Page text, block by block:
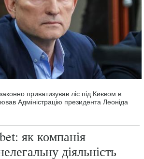
приватизував ліс під Києвом в
Адміністрацію президента Леоніда
як компанія
діяльність